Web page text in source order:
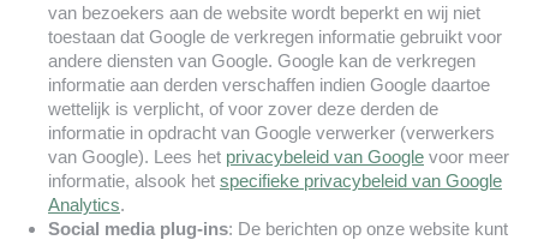
van bezoekers aan de website wordt beperkt en wij niet
toestaan dat Google de verkregen informatie gebruikt voor
andere diensten van Google. Google kan de verkregen
informatie aan derden verschaffen indien Google daartoe
wettelijk is verplicht, of voor zover deze derden de
informatie in opdracht van Google verwerker (verwerkers
van Google). Lees het privacybeleid van Google voor meer
informatie, alsook het specifieke privacybeleid van Google
Analytics.
Social media plug-ins: De berichten op onze website kunt